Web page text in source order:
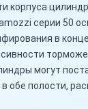
корпуса
серии 50
в
могут
обе полости,